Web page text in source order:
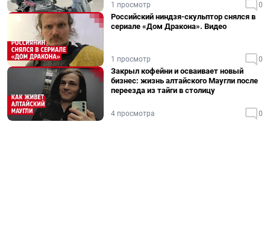
1 просмотр 0
Российский ниндзя-скульптор снялся в
сериале «Дом Дракона». Видео
1 просмотр 0
Закрыл кофейни и осваивает новый
бизнес: жизнь алтайского Маугли после
переезда из тайги в столицу
4 просмотра 0